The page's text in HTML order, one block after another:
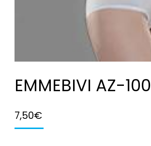
EMMEBIVI AZ-100
7,50€